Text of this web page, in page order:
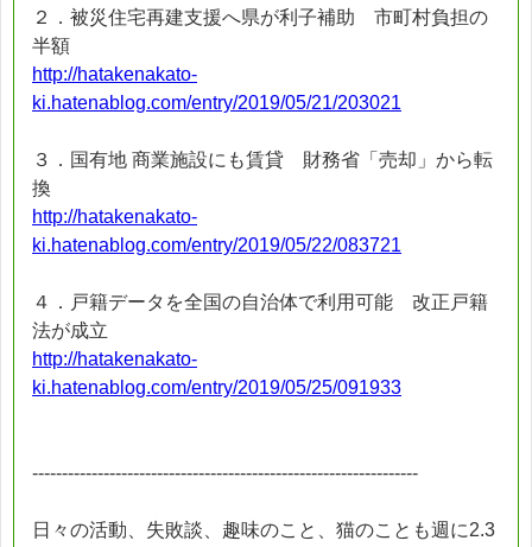
２．被災住宅再建支援へ県が利子補助 市町村負担の
半額
http://hatakenakato-
ki.hatenablog.com/entry/2019/05/21/203021
３．国有地 商業施設にも賃貸 財務省「売却」から転
換
http://hatakenakato-
ki.hatenablog.com/entry/2019/05/22/083721
４．戸籍データを全国の自治体で利用可能 改正戸籍
法が成立
http://hatakenakato-
ki.hatenablog.com/entry/2019/05/25/091933
-----------------------------------------------------------------
日々の活動、失敗談、趣味のこと、猫のことも週に2.3